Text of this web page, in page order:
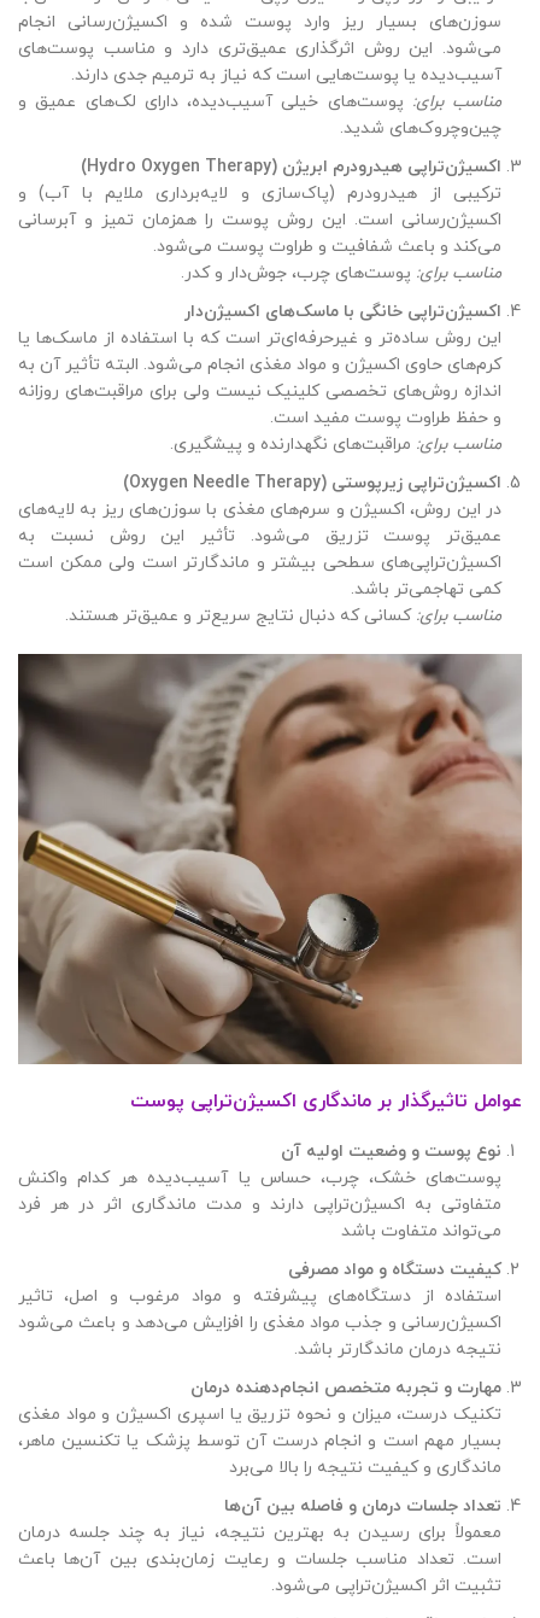
سوزن‌های بسیار ریز وارد پوست شده و اکسیژن‌رسانی انجام
می‌شود. این روش اثرگذاری عمیق‌تری دارد و مناسب پوست‌های
آسیب‌دیده یا پوست‌هایی است که نیاز به ترمیم جدی دارند.
مناسب برای: پوست‌های خیلی آسیب‌دیده، دارای لک‌های عمیق و
چین‌وچروک‌های شدید.
اکسیژن‌تراپی هیدرودرم ابریژن (Hydro Oxygen Therapy)
ترکیبی از هیدرودرم (پاک‌سازی و لایه‌برداری ملایم با آب) و
اکسیژن‌رسانی است. این روش پوست را همزمان تمیز و آبرسانی
می‌کند و باعث شفافیت و طراوت پوست می‌شود.
مناسب برای: پوست‌های چرب، جوش‌دار و کدر.
اکسیژن‌تراپی خانگی با ماسک‌های اکسیژن‌دار
این روش ساده‌تر و غیرحرفه‌ای‌تر است که با استفاده از ماسک‌ها یا
کرم‌های حاوی اکسیژن و مواد مغذی انجام می‌شود. البته تأثیر آن به
اندازه روش‌های تخصصی کلینیک نیست ولی برای مراقبت‌های روزانه
و حفظ طراوت پوست مفید است.
مناسب برای: مراقبت‌های نگهدارنده و پیشگیری.
اکسیژن‌تراپی زیرپوستی (Oxygen Needle Therapy)
در این روش، اکسیژن و سرم‌های مغذی با سوزن‌های ریز به لایه‌های
عمیق‌تر پوست تزریق می‌شود. تأثیر این روش نسبت به
اکسیژن‌تراپی‌های سطحی بیشتر و ماندگارتر است ولی ممکن است
کمی تهاجمی‌تر باشد.
مناسب برای: کسانی که دنبال نتایج سریع‌تر و عمیق‌تر هستند.
عوامل تاثیرگذار بر ماندگاری اکسیژن‌تراپی پوست
نوع پوست و وضعیت اولیه آن
پوست‌های خشک، چرب، حساس یا آسیب‌دیده هر کدام واکنش
متفاوتی به اکسیژن‌تراپی دارند و مدت ماندگاری اثر در هر فرد
می‌تواند متفاوت باشد
کیفیت دستگاه و مواد مصرفی
استفاده از دستگاه‌های پیشرفته و مواد مرغوب و اصل، تاثیر
اکسیژن‌رسانی و جذب مواد مغذی را افزایش می‌دهد و باعث می‌شود
نتیجه درمان ماندگارتر باشد.
مهارت و تجربه متخصص انجام‌دهنده درمان
تکنیک درست، میزان و نحوه تزریق یا اسپری اکسیژن و مواد مغذی
بسیار مهم است و انجام درست آن توسط پزشک یا تکنسین ماهر،
ماندگاری و کیفیت نتیجه را بالا می‌برد
تعداد جلسات درمان و فاصله بین آن‌ها
معمولاً برای رسیدن به بهترین نتیجه، نیاز به چند جلسه درمان
است. تعداد مناسب جلسات و رعایت زمان‌بندی بین آن‌ها باعث
تثبیت اثر اکسیژن‌تراپی می‌شود.